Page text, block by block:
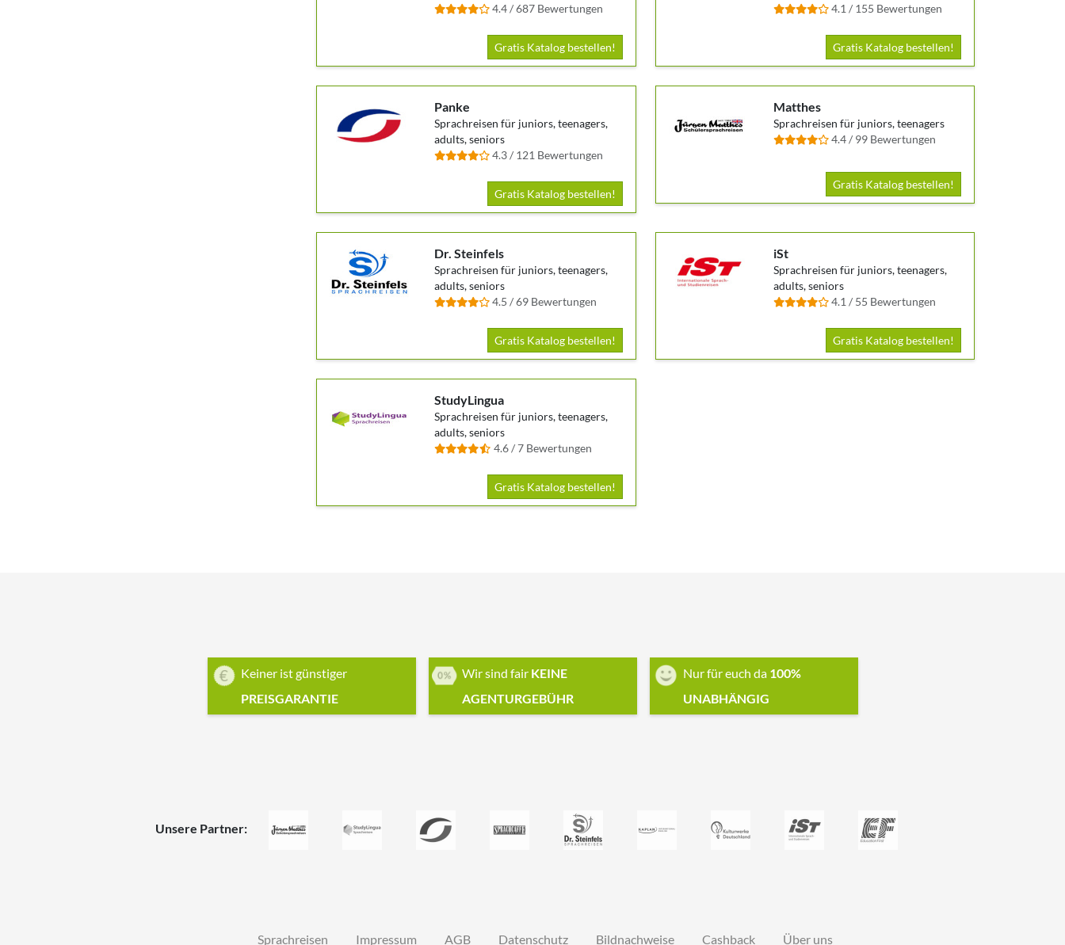
4.4 / 687 Bewertungen
Gratis Katalog bestellen!
4.1 / 155 Bewertungen
Gratis Katalog bestellen!
Panke
Sprachreisen für juniors, teenagers,
adults, seniors
4.3 / 121 Bewertungen
Gratis Katalog bestellen!
Matthes
Sprachreisen für juniors, teenagers
4.4 / 99 Bewertungen
Gratis Katalog bestellen!
Dr. Steinfels
Sprachreisen für juniors, teenagers,
adults, seniors
4.5 / 69 Bewertungen
Gratis Katalog bestellen!
iSt
Sprachreisen für juniors, teenagers,
adults, seniors
4.1 / 55 Bewertungen
Gratis Katalog bestellen!
StudyLingua
Sprachreisen für juniors, teenagers,
adults, seniors
4.6 / 7 Bewertungen
Gratis Katalog bestellen!
Keiner ist günstiger
PREISGARANTIE
Wir sind fair KEINE
AGENTURGEBÜHR
Nur für euch da 100%
UNABHÄNGIG
Unsere Partner:
Sprachreisen Impressum AGB Datenschutz Bildnachweise Cashback Über uns